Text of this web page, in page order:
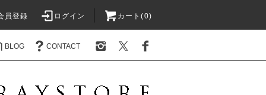
員登録 ログイン カート(0)
BLOG CONTACT